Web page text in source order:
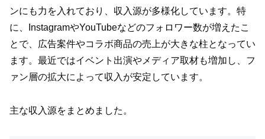
ンにも力を入れており、収入源が多様化しています。特
に、InstagramやYouTubeなどのフォロワー数が増えたこ
とで、広告案件やコラボ商品の売上が大きな柱となってい
ます。最近ではイベント出演やメディア取材も増加し、フ
ァン層の拡大によって収入が安定しています。
主な収入源をまとめました。